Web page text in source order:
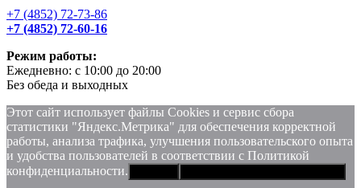
+7 (4852) 72-73-86
+7 (4852) 72-60-16
Режим работы:
Ежедневно: с 10:00 до 20:00
Без обеда и выходных
Этот сайт использует файлы Сookies и сервис сбора
статистики "Яндекс.Метрика" для обеспечения корректной
работы, анализа трафика, улучшения пользовательского опыта
и удобства пользователей в соответствии с Политикой
конфиденциальности.